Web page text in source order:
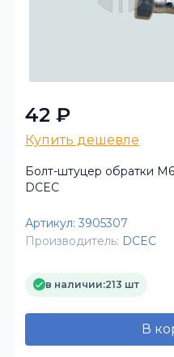
42 ₽
Купить дешевле
Болт-штуцер обратки
DCEC
Артикул: 3905307
Производитель: DCEC
в наличии:213 шт
В